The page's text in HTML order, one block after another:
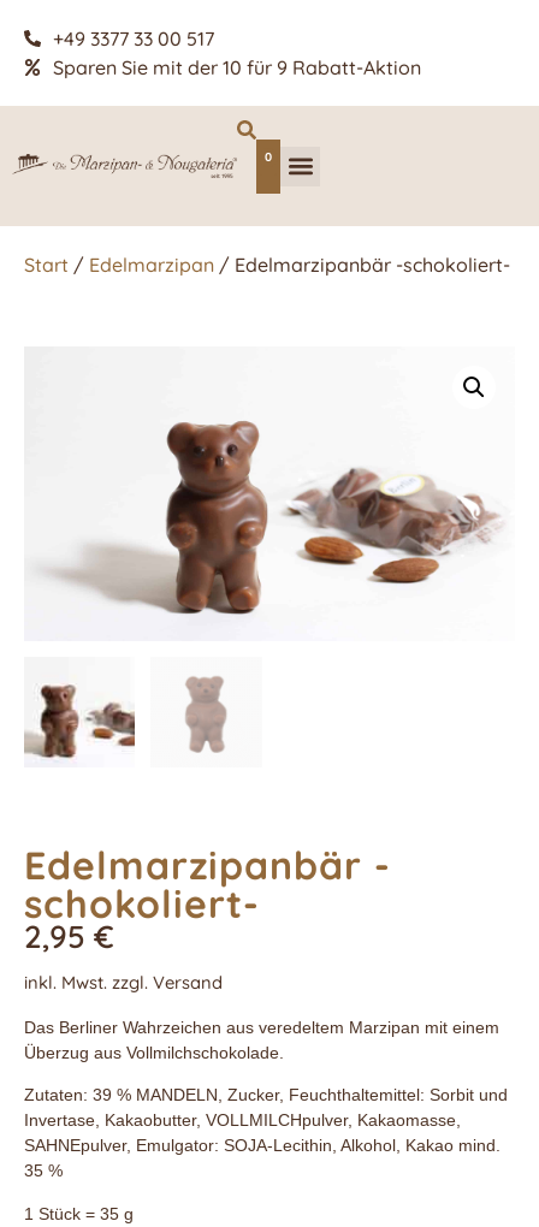
+49 3377 33 00 517
Sparen Sie mit der 10 für 9 Rabatt-Aktion
0
Start / Edelmarzipan / Edelmarzipanbär -schokoliert-
Edelmarzipanbär -
schokoliert-
2,95 €
inkl. Mwst. zzgl. Versand
Das Berliner Wahrzeichen aus veredeltem Marzipan mit einem
Überzug aus Vollmilchschokolade.
Zutaten: 39 % MANDELN, Zucker, Feuchthaltemittel: Sorbit und
Invertase, Kakaobutter, VOLLMILCHpulver, Kakaomasse,
SAHNEpulver, Emulgator: SOJA-Lecithin, Alkohol, Kakao mind.
35 %
1 Stück = 35 g